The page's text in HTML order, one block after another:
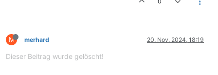
M merhard 20. Nov. 2024, 18:19
Dieser Beitrag wurde gelöscht!